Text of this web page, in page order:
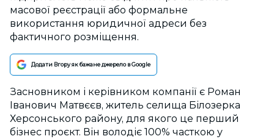
масової реєстрації або формальне
використання юридичної адреси без
фактичного розміщення.
Додати Вгору як бажане джерело в Google
Засновником і керівником компанії є Роман
Іванович Матвєєв, житель селища Білозерка
Херсонського району, для якого це перший
бізнес проєкт. Він володіє 100% часткою у